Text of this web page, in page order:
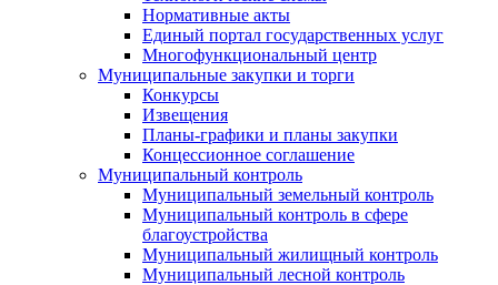
Нормативные акты
Единый портал государственных услуг
Многофункциональный центр
Муниципальные закупки и торги
Конкурсы
Извещения
Планы-графики и планы закупки
Концессионное соглашение
Муниципальный контроль
Муниципальный земельный контроль
Муниципальный контроль в сфере
благоустройства
Муниципальный жилищный контроль
Муниципальный лесной контроль